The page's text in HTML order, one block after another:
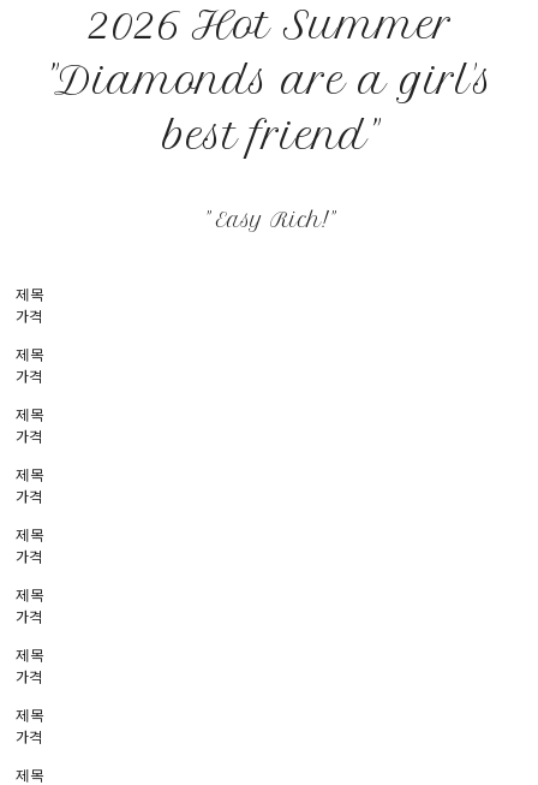
2026 Hot Summer
"Diamonds are a girl's
best friend"
" Easy Rich!"
제목
가격
제목
가격
제목
가격
제목
가격
제목
가격
제목
가격
제목
가격
제목
가격
제목